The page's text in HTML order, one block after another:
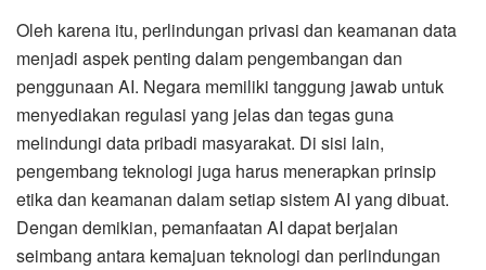
Oleh karena itu, perlindungan privasi dan keamanan data
menjadi aspek penting dalam pengembangan dan
penggunaan AI. Negara memiliki tanggung jawab untuk
menyediakan regulasi yang jelas dan tegas guna
melindungi data pribadi masyarakat. Di sisi lain,
pengembang teknologi juga harus menerapkan prinsip
etika dan keamanan dalam setiap sistem AI yang dibuat.
Dengan demikian, pemanfaatan AI dapat berjalan
seimbang antara kemajuan teknologi dan perlindungan